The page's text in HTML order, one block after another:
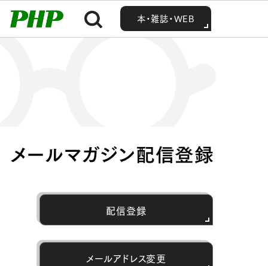
本・雑誌・WEB
本・雑誌・WEB
メールマガジン配信登録
配信登録
メールアドレス変更